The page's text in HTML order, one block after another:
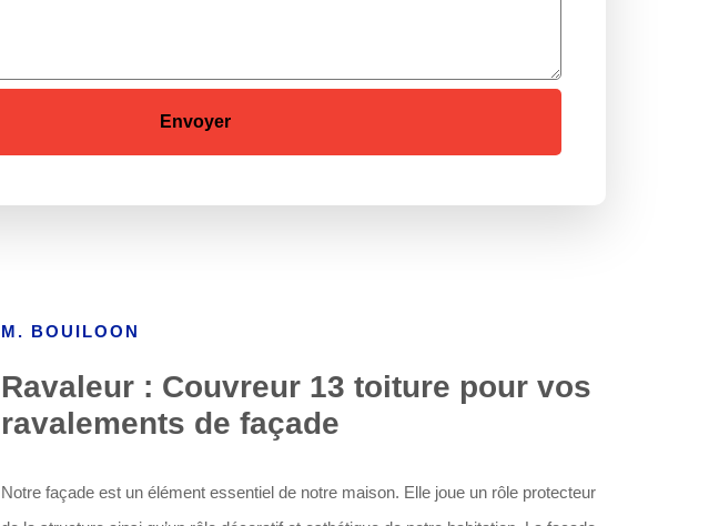
M. BOUILOON
Ravaleur : Couvreur 13 toiture pour vos
ravalements de façade
Notre façade est un élément essentiel de notre maison. Elle joue un rôle protecteur